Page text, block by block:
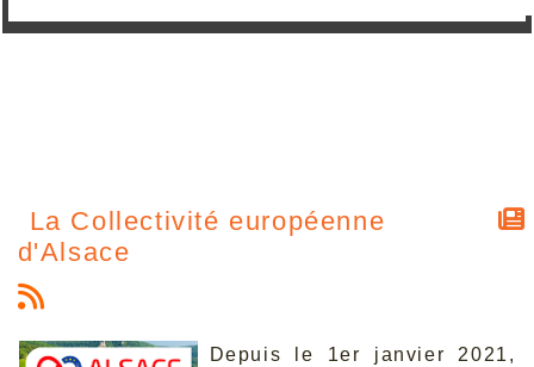
La Collectivité européenne
d'Alsace
Depuis le 1er janvier 2021,